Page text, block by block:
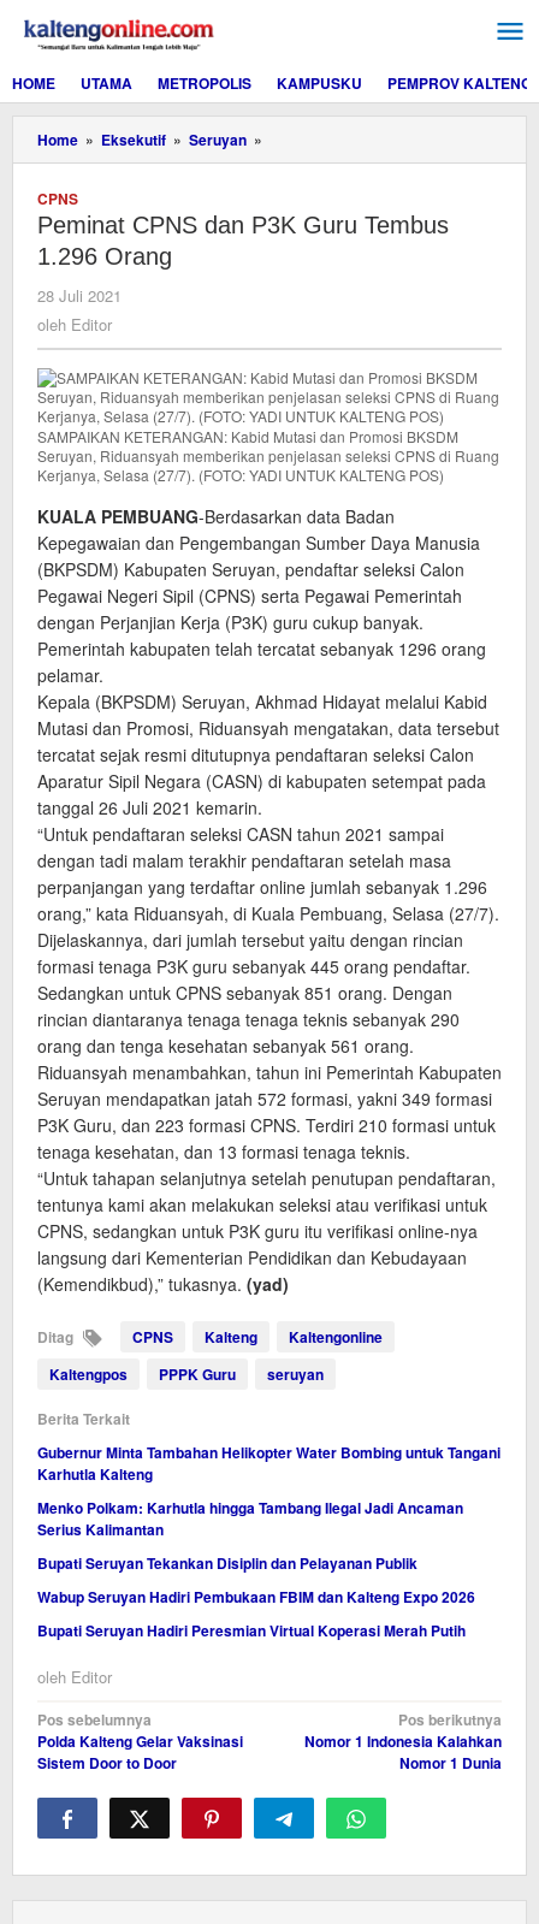
konten
HOME
UTAMA METROPOLIS KAMPUSKU PEMPROV KALTENG
Home » Eksekutif » Seruyan »
CPNS
Guru
CPNS
Peminat CPNS dan P3K Guru Tembus
1.296 Orang
28 Juli 2021
oleh Editor
SAMPAIKAN KETERANGAN: Kabid Mutasi dan Promosi BKSDM
Seruyan, Riduansyah memberikan penjelasan seleksi CPNS di Ruang
Kerjanya, Selasa (27/7). (FOTO: YADI UNTUK KALTENG POS)
KUALA PEMBUANG-Berdasarkan data Badan
Kepegawaian dan Pengembangan Sumber Daya Manusia
(BKPSDM) Kabupaten Seruyan, pendaftar seleksi Calon
Pegawai Negeri Sipil (CPNS) serta Pegawai Pemerintah
dengan Perjanjian Kerja (P3K) guru cukup banyak.
Pemerintah kabupaten telah tercatat sebanyak 1296 orang
pelamar.
Kepala (BKPSDM) Seruyan, Akhmad Hidayat melalui Kabid
Mutasi dan Promosi, Riduansyah mengatakan, data tersebut
tercatat sejak resmi ditutupnya pendaftaran seleksi Calon
Aparatur Sipil Negara (CASN) di kabupaten setempat pada
tanggal 26 Juli 2021 kemarin.
“Untuk pendaftaran seleksi CASN tahun 2021 sampai
dengan tadi malam terakhir pendaftaran setelah masa
perpanjangan yang terdaftar online jumlah sebanyak 1.296
orang,” kata Riduansyah, di Kuala Pembuang, Selasa (27/7).
Dijelaskannya, dari jumlah tersebut yaitu dengan rincian
formasi tenaga P3K guru sebanyak 445 orang pendaftar.
Sedangkan untuk CPNS sebanyak 851 orang. Dengan
rincian diantaranya tenaga tenaga teknis sebanyak 290
orang dan tenga kesehatan sebanyak 561 orang.
Riduansyah menambahkan, tahun ini Pemerintah Kabupaten
Seruyan mendapatkan jatah 572 formasi, yakni 349 formasi
P3K Guru, dan 223 formasi CPNS. Terdiri 210 formasi untuk
tenaga kesehatan, dan 13 formasi tenaga teknis.
“Untuk tahapan selanjutnya setelah penutupan pendaftaran,
tentunya kami akan melakukan seleksi atau verifikasi untuk
CPNS, sedangkan untuk P3K guru itu verifikasi online-nya
langsung dari Kementerian Pendidikan dan Kebudayaan
(Kemendikbud),” tukasnya. (yad)
Ditag CPNS Kalteng
Kaltengonline
Kaltengpos
PPPK Guru seruyan
Berita Terkait
Gubernur Minta Tambahan Helikopter Water Bombing untuk Tangani
Karhutla Kalteng
Menko Polkam: Karhutla hingga Tambang Ilegal Jadi Ancaman
Serius Kalimantan
Bupati Seruyan Tekankan Disiplin dan Pelayanan Publik
Wabup Seruyan Hadiri Pembukaan FBIM dan Kalteng Expo 2026
Bupati Seruyan Hadiri Peresmian Virtual Koperasi Merah Putih
oleh Editor
Navigasi
pos
Pos sebelumnya
Polda Kalteng Gelar Vaksinasi
Sistem Door to Door
Pos berikutnya
Nomor 1 Indonesia Kalahkan
Nomor 1 Dunia